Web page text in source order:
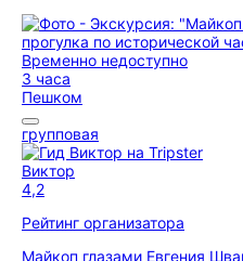
Временно недоступно
3 часа
Пешком
групповая
Виктор
4,2
Рейтинг организатора
Майкоп глазами Евгения